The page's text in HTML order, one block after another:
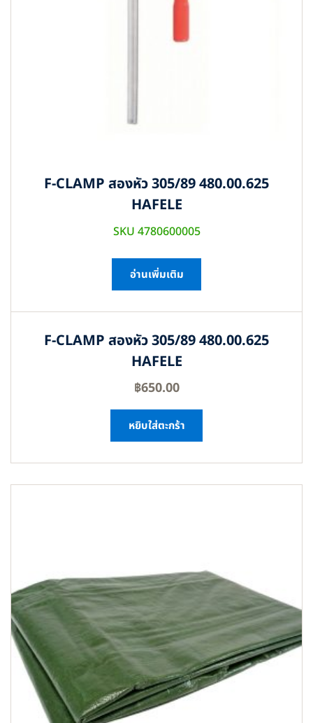
F-CLAMP สองหัว 305/89 480.00.625
HAFELE
SKU 4780600005
อ่านเพิ่มเติม
F-CLAMP สองหัว 305/89 480.00.625
HAFELE
฿650.00
หยิบใส่ตะกร้า